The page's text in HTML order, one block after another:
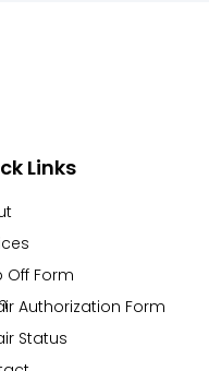
Links
Off Form
Authorization Form
Status